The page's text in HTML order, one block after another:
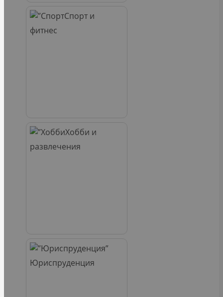
Спорт и
фитнес
Хобби и
развлечения
Юриспруденция